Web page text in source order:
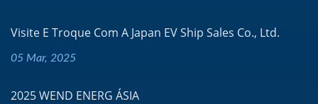
Visite E Troque Com A Japan EV Ship Sales Co., Ltd.
05 Mar, 2025
2025 WEND ENERG ÁSIA